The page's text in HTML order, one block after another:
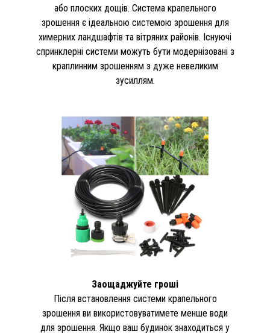
або плоских дощів. Система крапельного
зрошення є ідеальною системою зрошення для
химерних ландшафтів та вітряних районів. Існуючі
спринклерні системи можуть бути модернізовані з
краплинним зрошенням з дуже невеликим
зусиллям.
Заощаджуйте гроші
Після встановлення системи крапельного
зрошення ви використовуватимете менше води
для зрошення. Якщо ваш будинок знаходиться у